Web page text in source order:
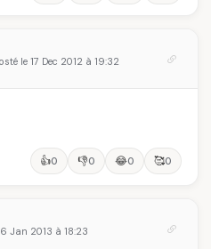
le 17 Dec 2012 à 19:32
👍0 👎0 😂0 🥰0
Jan 2013 à 18:23